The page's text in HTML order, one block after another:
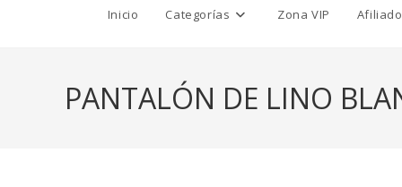
Inicio Categorías Zona VIP
PANTALÓN DE LINO